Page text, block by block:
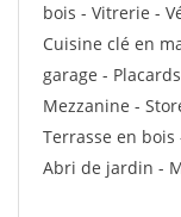
bois - Vitrerie -
Cuisine clé en
garage -
Mezzanine -
Terrasse en
Abri de jardin -